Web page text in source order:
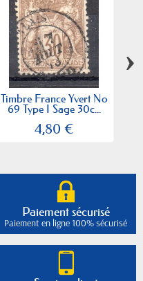
Timbre France Yvert No
69 Type I Sage 30c...
4,80 €
›
Paiement sécurisé
Paiement en ligne 100% sécurisé